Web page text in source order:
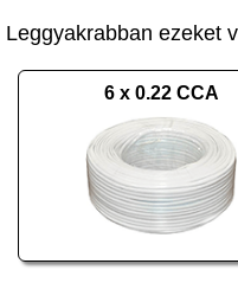
Leggyakrabban ezeket
6 x 0.22 CCA